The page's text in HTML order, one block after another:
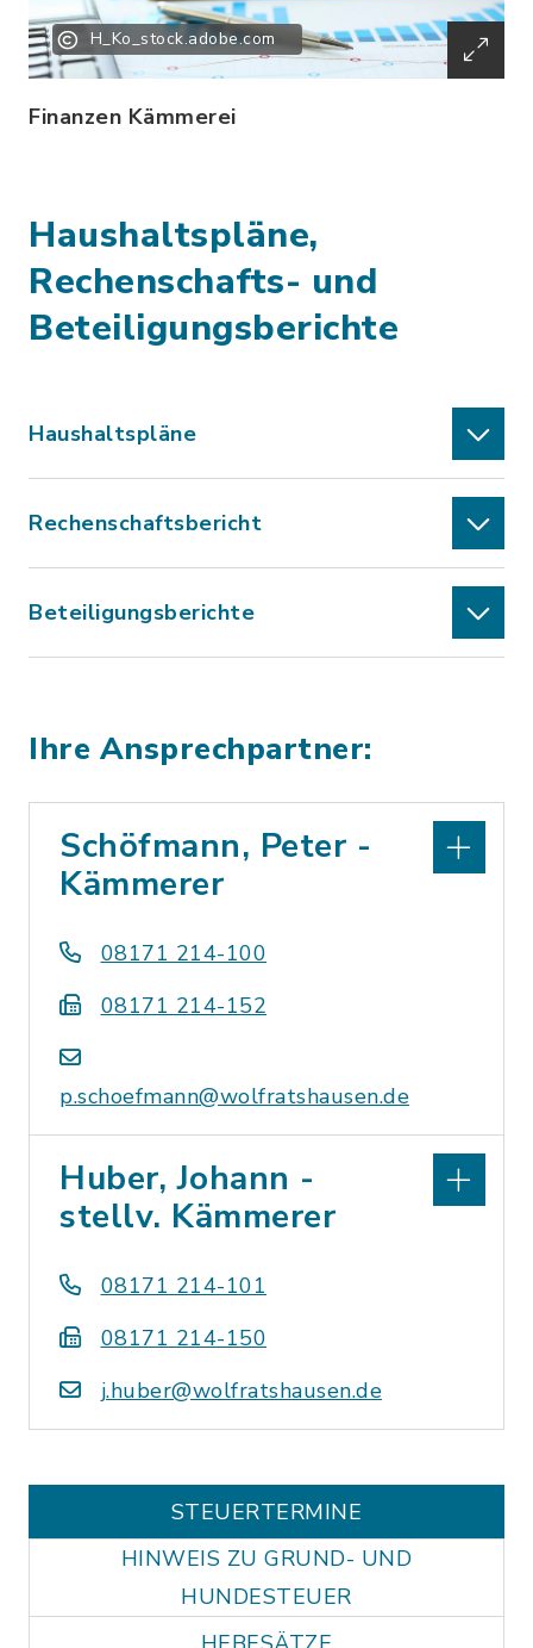
H_Ko_stock.adobe.com
Finanzen Kämmerei
Haushaltspläne,
Rechenschafts- und
Beteiligungsberichte
Haushaltspläne
Rechenschaftsbericht
Beteiligungsberichte
Ihre Ansprechpartner:
Schöfmann, Peter -
Kämmerer
08171 214-100
08171 214-152
p.schoefmann@wolfratshausen.de
Huber, Johann -
stellv. Kämmerer
08171 214-101
08171 214-150
j.huber@wolfratshausen.de
STEUERTERMINE
HINWEIS ZU GRUND- UND
HUNDESTEUER